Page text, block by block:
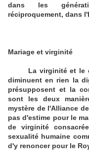
dans les
réciproquement, dans
Mariage et virginité
La virginité et le
diminuent en rien la
présupposent et la
sont les deux
mystère de l'Alliance
pas d'estime pour le
de virginité
sexualité humaine
d'y renoncer pour le